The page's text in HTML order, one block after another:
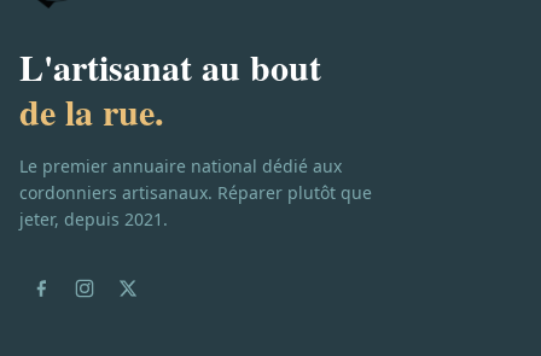
L'artisanat au bout
de la rue.
Le premier annuaire national dédié aux
cordonniers artisanaux. Réparer plutôt que
jeter, depuis 2021.